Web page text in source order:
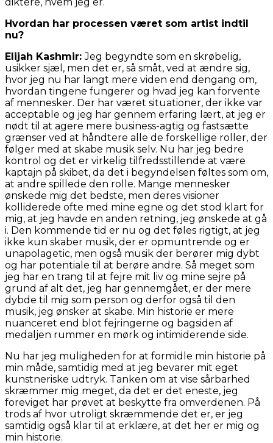
diktere, hvem jeg er.
Hvordan har processen været som artist indtil
nu?
Elijah Kashmir:Jeg begyndte som en skrøbelig,
usikker sjæl, men det er, så småt, ved at ændre sig,
hvor jeg nu har langt mere viden end dengang om,
hvordan tingene fungerer og hvad jeg kan forvente
af mennesker. Der har været situationer, der ikke var
acceptable og jeg har gennem erfaring lært, at jeg er
nødt til at agere mere business-agtig og fastsætte
grænser ved at håndtere alle de forskellige roller, der
følger med at skabe musik selv. Nu har jeg bedre
kontrol og det er virkelig tilfredsstillende at være
kaptajn på skibet, da det i begyndelsen føltes som om,
at andre spillede den rolle. Mange mennesker
ønskede mig det bedste, men deres visioner
kolliderede ofte med mine egne og det stod klart for
mig, at jeg havde en anden retning, jeg ønskede at gå
i. Den kommende tid er nu og det føles rigtigt, at jeg
ikke kun skaber musik, der er opmuntrende og er
unapolagetic, men også musik der berører mig dybt
og har potentiale til at berøre andre. Så meget som
jeg har en trang til at fejre mit liv og mine sejre på
grund af alt det, jeg har gennemgået, er der mere
dybde til mig som person og derfor også til den
musik, jeg ønsker at skabe. Min historie er mere
nuanceret end blot fejringerne og bagsiden af
medaljen rummer en mørk og intimiderende side.
Nu har jeg muligheden for at formidle min historie på
min måde, samtidig med at jeg bevarer mit eget
kunstneriske udtryk. Tanken om at vise sårbarhed
skræmmer mig meget, da det er det eneste, jeg
foreviget har prøvet at beskytte fra omverdenen. På
trods af hvor utroligt skræmmende det er, er jeg
samtidig også klar til at erklære, at det her er mig og
min historie.